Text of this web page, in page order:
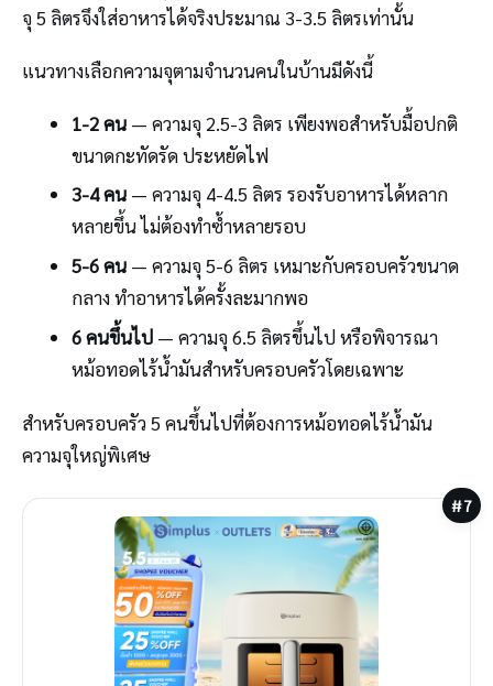
จุ 5 ลิตรจึงใส่อาหารได้จริงประมาณ 3-3.5 ลิตรเท่านั้น
แนวทางเลือกความจุตามจำนวนคนในบ้านมีดังนี้
1-2 คน— ความจุ 2.5-3 ลิตร เพียงพอสำหรับมื้อปกติ
ขนาดกะทัดรัด ประหยัดไฟ
3-4 คน— ความจุ 4-4.5 ลิตร รองรับอาหารได้หลาก
หลายขึ้น ไม่ต้องทำซ้ำหลายรอบ
5-6 คน— ความจุ 5-6 ลิตร เหมาะกับครอบครัวขนาด
กลาง ทำอาหารได้ครั้งละมากพอ
6 คนขึ้นไป— ความจุ 6.5 ลิตรขึ้นไป หรือพิจารณา
หม้อทอดไร้น้ำมันสำหรับครอบครัวโดยเฉพาะ
สำหรับครอบครัว 5 คนขึ้นไปที่ต้องการหม้อทอดไร้น้ำมัน
ความจุใหญ่พิเศษ
#7